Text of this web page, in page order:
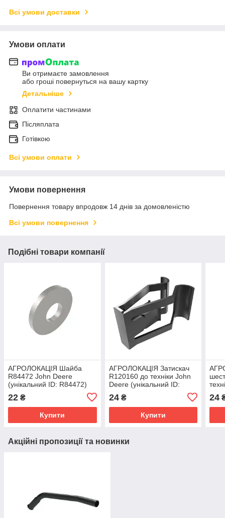
Всі умови доставки
Умови оплати
Ви отримаєте замовлення
або гроші повернуться на вашу картку
Детальніше
Оплатити частинами
Післяплата
Готівкою
Всі умови оплати
Умови повернення
Повернення товару впродовж 14 днів за домовленістю
Всі умови повернення
Подібні товари компанії
АГРОЛОКАЦІЯ Шайба
R84472 John Deere
(унікальний ID: R84472)
22 ₴
Купити
АГРОЛОКАЦІЯ Затискач
R120160 до техніки John
Deere (унікальний ID:
24₴
Купити
24
Акційні пропозиції та новинки